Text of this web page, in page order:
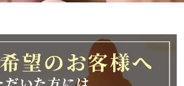
金)以降、順次対応させて頂きま
いたしますが、何卒ご理解の程